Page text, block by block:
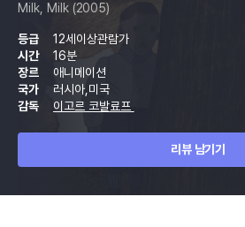
Milk, Milk (2005)
등급
12세이상관람가
시간
16분
장르
애니메이션
국가
러시아,미국
감독
이고르 코발료프
리뷰 남기기